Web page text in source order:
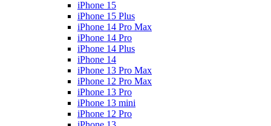
iPhone 15
iPhone 15 Plus
iPhone 14 Pro Max
iPhone 14 Pro
iPhone 14 Plus
iPhone 14
iPhone 13 Pro Max
iPhone 12 Pro Max
iPhone 13 Pro
iPhone 13 mini
iPhone 12 Pro